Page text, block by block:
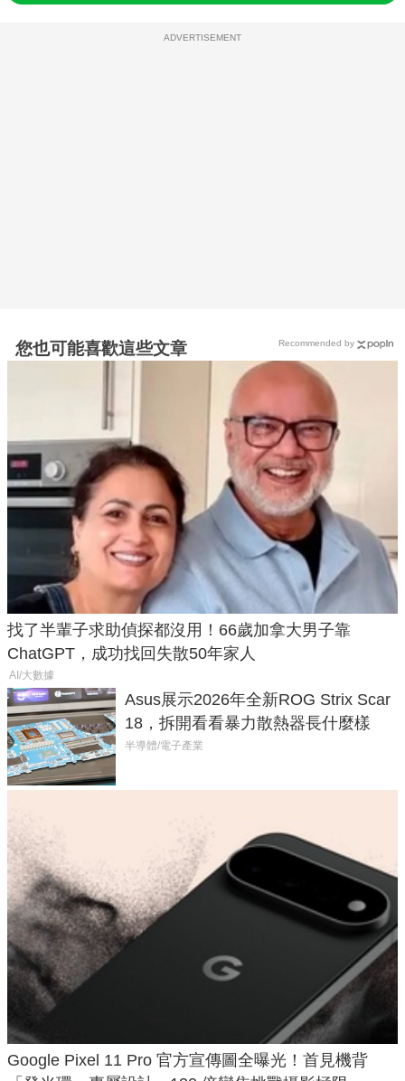
ADVERTISEMENT
您也可能喜歡這些文章
找了半輩子求助偵探都沒用！66歲加拿大男子靠
ChatGPT，成功找回失散50年家人
AI/大數據
Asus展示2026年全新ROG Strix Scar
18，拆開看看暴力散熱器長什麼樣
半導體/電子產業
Google Pixel 11 Pro 官方宣傳圖全曝光！首見機背
Recommended by